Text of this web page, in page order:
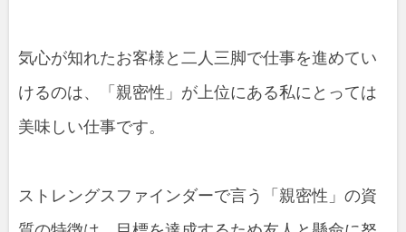
気心が知れたお客様と二人三脚で仕事を進めてい
けるのは、「親密性」が上位にある私にとっては
美味しい仕事です。
ストレングスファインダーで言う「親密性」の資